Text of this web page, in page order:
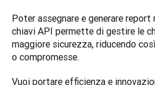
Poter assegnare e generare
chiavi API permette di gestire le
maggiore sicurezza, riducendo
o compromesse.